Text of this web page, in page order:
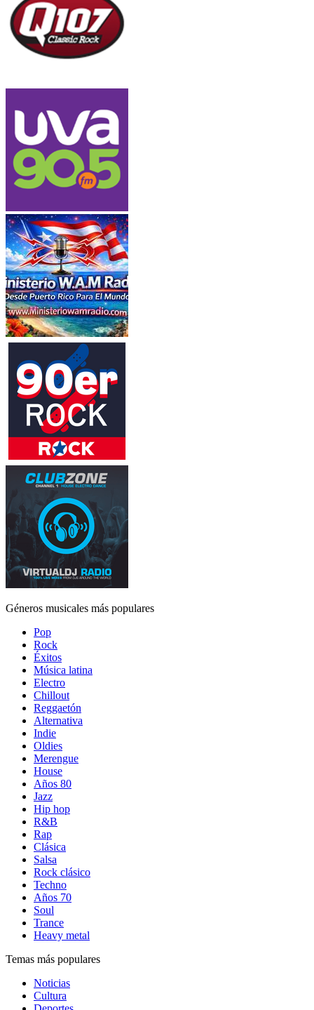
Géneros musicales más populares
Pop
Rock
Éxitos
Música latina
Electro
Chillout
Reggaetón
Alternativa
Indie
Oldies
Merengue
House
Años 80
Jazz
Hip hop
R&B
Rap
Clásica
Salsa
Rock clásico
Techno
Años 70
Soul
Trance
Heavy metal
Temas más populares
Noticias
Cultura